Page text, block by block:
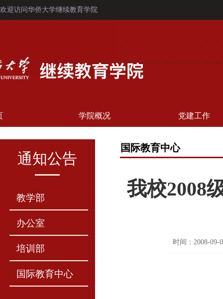
欢迎访问华侨大学继续教育学院
学院概况 党建工作
通知公告
教学部
办公室
培训部
国际教育中心
国际教育中心
我校2008
时间：2008-09-